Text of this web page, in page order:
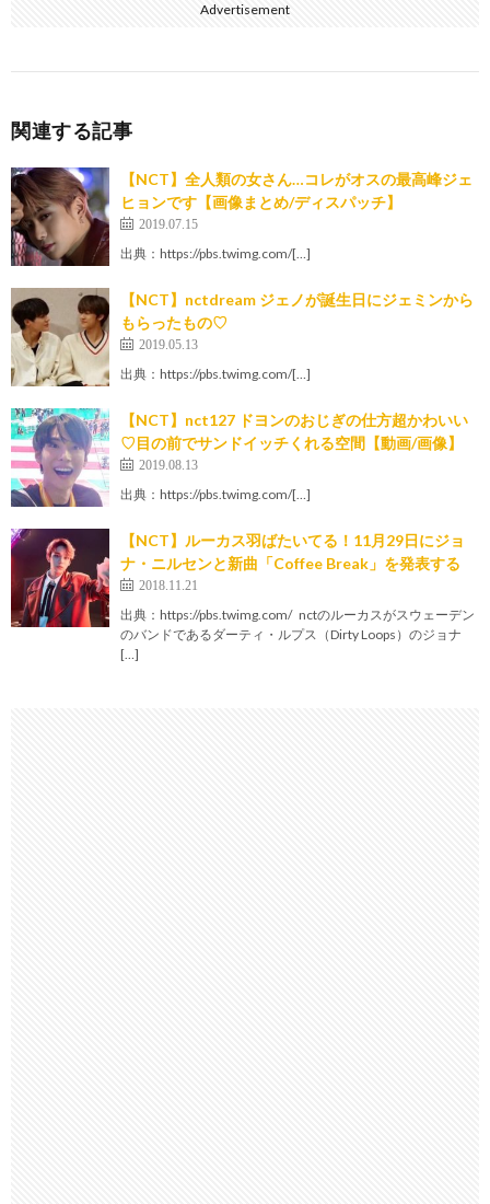
Advertisement
関連する記事
【NCT】全人類の女さん…コレがオスの最高峰ジェ
ヒョンです【画像まとめ/ディスパッチ】
2019.07.15
出典：https://pbs.twimg.com/[…]
【NCT】nctdream ジェノが誕生日にジェミンから
もらったもの♡
2019.05.13
出典：https://pbs.twimg.com/[…]
【NCT】nct127 ドヨンのおじぎの仕方超かわいい
♡目の前でサンドイッチくれる空間【動画/画像】
2019.08.13
出典：https://pbs.twimg.com/[…]
【NCT】ルーカス羽ばたいてる！11月29日にジョ
ナ・ニルセンと新曲「Coffee Break」を発表する
2018.11.21
出典：https://pbs.twimg.com/ nctのルーカスがスウェーデン
のバンドであるダーティ・ルプス（Dirty Loops）のジョナ
[…]